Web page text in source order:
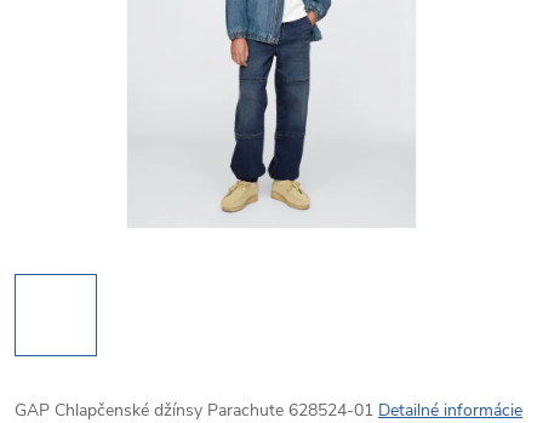
GAP Chlapčenské džínsy Parachute 628524-01 Detailné informácie